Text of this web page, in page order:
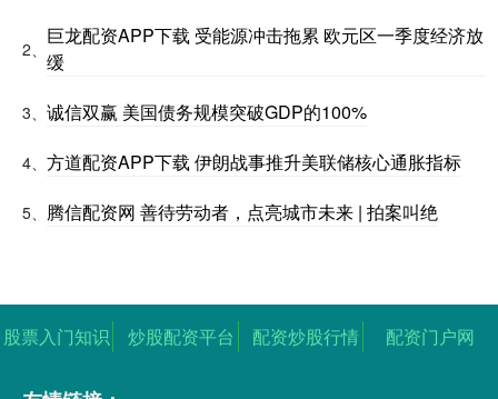
2、
巨龙配资APP下载 受能源冲击拖累 欧元区一季度经济放
缓
3、 诚信双赢 美国债务规模突破GDP的100%
4、 方道配资APP下载 伊朗战事推升美联储核心通胀指标
5、 腾信配资网 善待劳动者，点亮城市未来 | 拍案叫绝
股票入门知识 炒股配资平台 配资炒股行情 配资门户网